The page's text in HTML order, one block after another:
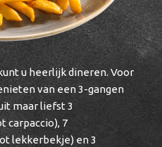
u heerlijk dineren. Voor
van een 3-gangen
maar liefst 3
carpaccio), 7
lekkerbekje) en 3